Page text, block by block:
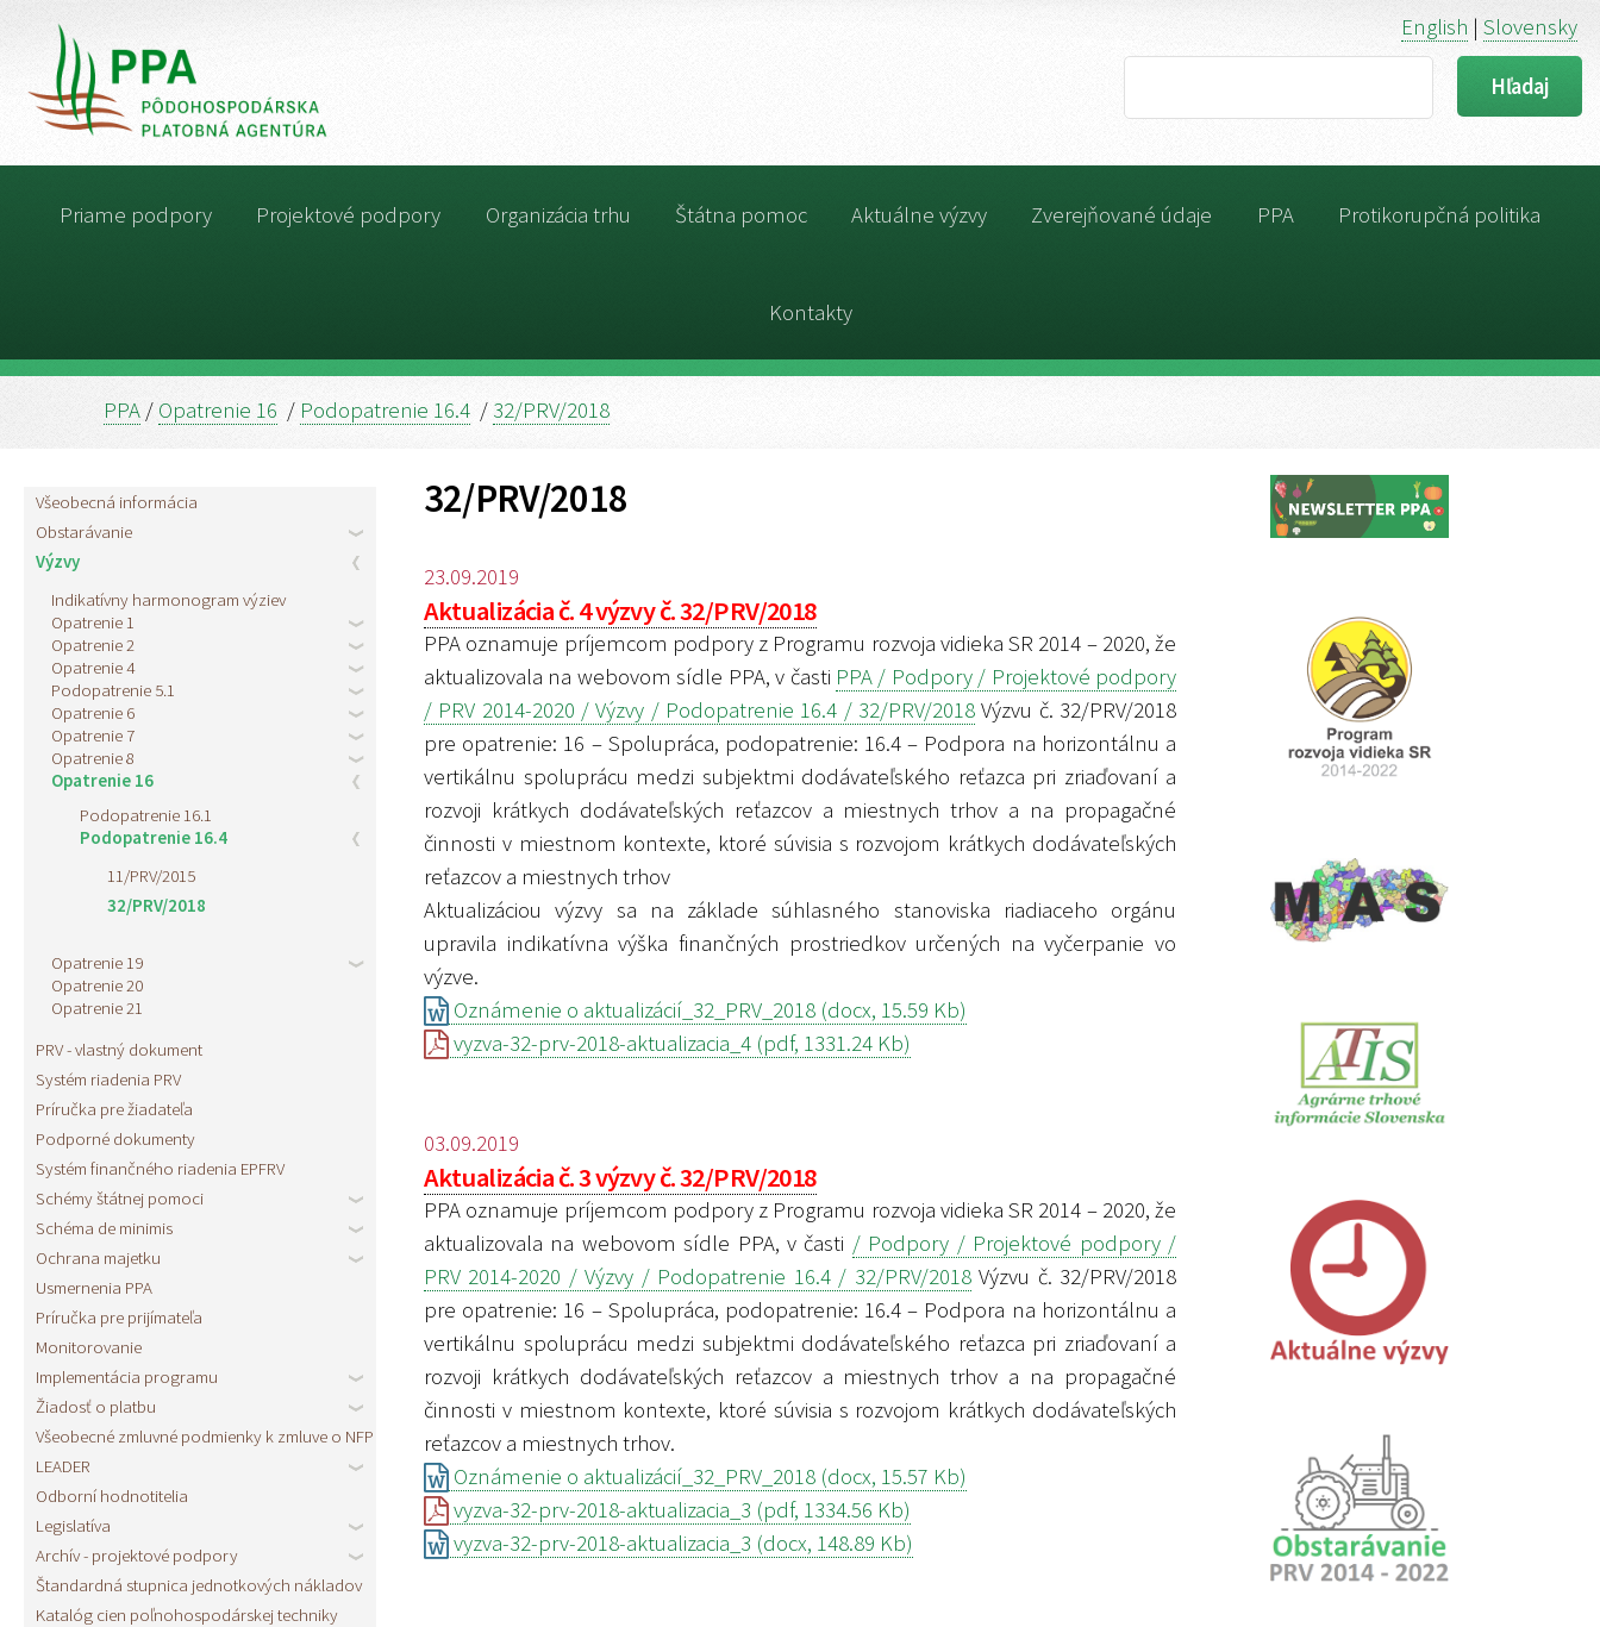
English |Slovensky
Priame podpory Projektové podpory Organizácia trhu Štátna pomoc Aktuálne výzvy Zverejňované údaje PPA Protikorupčná politika
Kontakty
PPA / Opatrenie 16 / Podopatrenie 16.4 / 32/PRV/2018
Všeobecná informácia
Obstarávanie
Výzvy
Indikatívny harmonogram výziev
Opatrenie 1
Opatrenie 2
Opatrenie 4
Podopatrenie 5.1
Opatrenie 6
Opatrenie 7
Opatrenie 8
Opatrenie 16
Podopatrenie 16.1
Podopatrenie 16.4
11/PRV/2015
32/PRV/2018
Opatrenie 19
Opatrenie 20
Opatrenie 21
PRV - vlastný dokument
Systém riadenia PRV
Príručka pre žiadateľa
Podporné dokumenty
Systém finančného riadenia EPFRV
Schémy štátnej pomoci
Schéma de minimis
Ochrana majetku
Usmernenia PPA
Príručka pre prijímateľa
Monitorovanie
Implementácia programu
Žiadosť o platbu
Všeobecné zmluvné podmienky k zmluve o NFP
LEADER
Odborní hodnotitelia
Legislatíva
Archív - projektové podpory
Štandardná stupnica jednotkových nákladov
Katalóg cien poľnohospodárskej techniky
32/PRV/2018
23.09.2019
Aktualizácia č. 4 výzvy č. 32/PRV/2018
PPA oznamuje príjemcom podpory z Programu rozvoja vidieka SR 2014 – 2020, že
aktualizovala na webovom sídle PPA, v časti PPA / Podpory / Projektové podpory
/ PRV 2014-2020 / Výzvy / Podopatrenie 16.4 / 32/PRV/2018 Výzvu č. 32/PRV/2018
pre opatrenie: 16 – Spolupráca, podopatrenie: 16.4 – Podpora na horizontálnu a
vertikálnu spoluprácu medzi subjektmi dodávateľského reťazca pri zriaďovaní a
rozvoji krátkych dodávateľských reťazcov a miestnych trhov a na propagačné
činnosti v miestnom kontexte, ktoré súvisia s rozvojom krátkych dodávateľských
reťazcov a miestnych trhov
Aktualizáciou výzvy sa na základe súhlasného stanoviska riadiaceho orgánu
upravila indikatívna výška finančných prostriedkov určených na vyčerpanie vo
výzve.
Oznámenie o aktualizácií_32_PRV_2018 (docx, 15.59 Kb)
vyzva-32-prv-2018-aktualizacia_4 (pdf, 1331.24 Kb)
03.09.2019
Aktualizácia č. 3 výzvy č. 32/PRV/2018
PPA oznamuje príjemcom podpory z Programu rozvoja vidieka SR 2014 – 2020, že
aktualizovala na webovom sídle PPA, v časti / Podpory / Projektové podpory /
PRV 2014-2020 / Výzvy / Podopatrenie 16.4 / 32/PRV/2018Výzvu č. 32/PRV/2018
pre opatrenie: 16 – Spolupráca, podopatrenie: 16.4 – Podpora na horizontálnu a
vertikálnu spoluprácu medzi subjektmi dodávateľského reťazca pri zriaďovaní a
rozvoji krátkych dodávateľských reťazcov a miestnych trhov a na propagačné
činnosti v miestnom kontexte, ktoré súvisia s rozvojom krátkych dodávateľských
reťazcov a miestnych trhov.
Oznámenie o aktualizácií_32_PRV_2018 (docx, 15.57 Kb)
vyzva-32-prv-2018-aktualizacia_3 (pdf, 1334.56 Kb)
vyzva-32-prv-2018-aktualizacia_3 (docx, 148.89 Kb)